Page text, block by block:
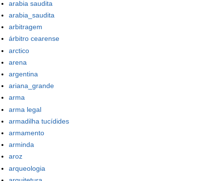
arabia saudita
arabia_saudita
arbitragem
árbitro cearense
arctico
arena
argentina
ariana_grande
arma
arma legal
armadilha tucídides
armamento
arminda
aroz
arqueologia